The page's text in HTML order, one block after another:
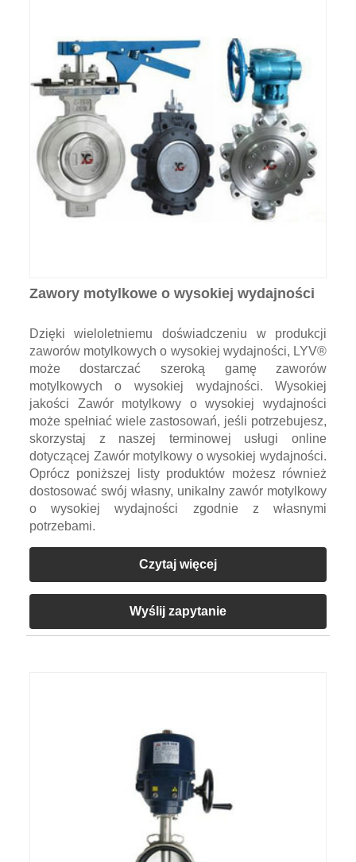
Zawory motylkowe o wysokiej wydajności
Dzięki wieloletniemu doświadczeniu w produkcji
zaworów motylkowych o wysokiej wydajności, LYV®
może dostarczać szeroką gamę zaworów
motylkowych o wysokiej wydajności. Wysokiej
jakości Zawór motylkowy o wysokiej wydajności
może spełniać wiele zastosowań, jeśli potrzebujesz,
skorzystaj z naszej terminowej usługi online
dotyczącej Zawór motylkowy o wysokiej wydajności.
Oprócz poniższej listy produktów możesz również
dostosować swój własny, unikalny zawór motylkowy
o wysokiej wydajności zgodnie z własnymi
potrzebami.
Czytaj więcej
Wyślij zapytanie